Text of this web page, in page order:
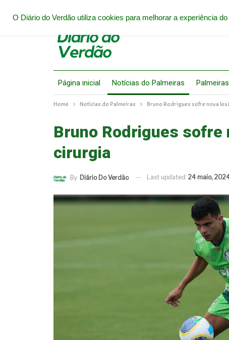
Página inicial Notícias do Palmeiras
Home Notícias do Palmeiras Bruno Rodrigues sofre nova
Bruno Rodrigues sofre
cirurgia
By Diário Do Verdão Last updated 24 maio,
O Diário do Verdão utiliza cookies para melhorar a experiência